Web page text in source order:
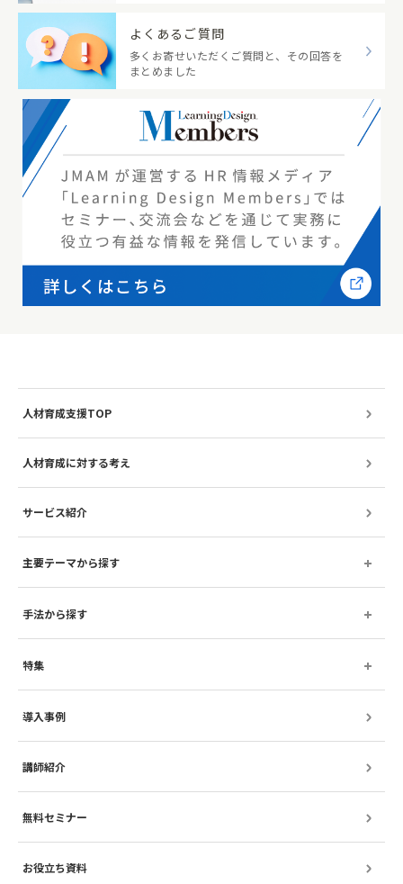
よくあるご質問
多くお寄せいただくご質問と、その回答を
まとめました
人材育成支援TOP
人材育成に対する考え
サービス紹介
主要テーマから探す
手法から探す
特集
導入事例
講師紹介
無料セミナー
お役立ち資料